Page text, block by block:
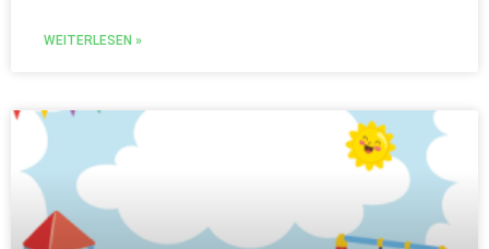
WEITERLESEN »